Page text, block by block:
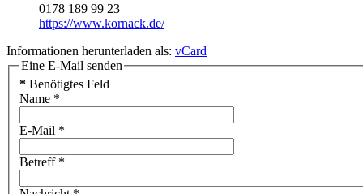
0178 189 99 23
https://www.kornack.de/
Informationen herunterladen als: vCard
Eine E-Mail senden
* Benötigtes Feld
Name *
E-Mail *
Betreff*